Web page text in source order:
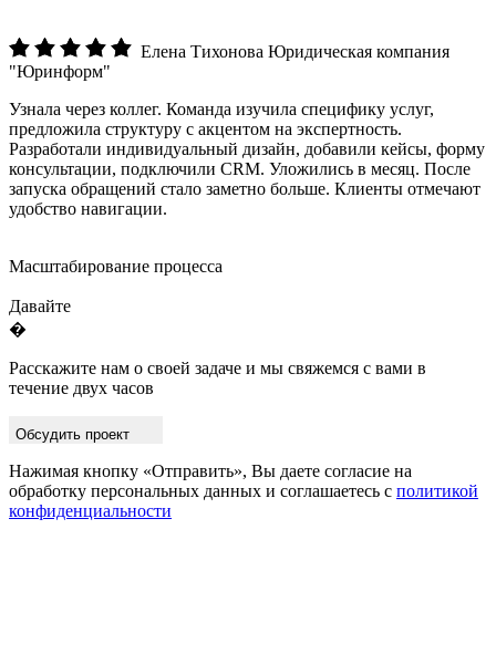
Елена Тихонова Юридическая компания
"Юринформ"
Узнала через коллег. Команда изучила специфику услуг,
предложила структуру с акцентом на экспертность.
Разработали индивидуальный дизайн, добавили кейсы, форму
консультации, подключили CRM. Уложились в месяц. После
запуска обращений стало заметно больше. Клиенты отмечают
удобство навигации.
Масштабирование процесса
Давайте
�
Расскажите нам о своей задаче и мы свяжемся с вами в
течение двух часов
Обсудить проект
Нажимая кнопку «Отправить», Вы даете согласие на
обработку персональных данных и соглашаетесь с политикой
конфиденциальности